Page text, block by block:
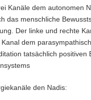
Kanäle dem autonomen
das menschliche
Der linke und rechte
dem
tatsächlich positiven
den Nadis: